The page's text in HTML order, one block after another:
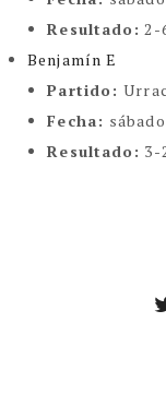
Resultado: 2-
Benjamín E
Partido:
Fecha:
Resultado: 3-